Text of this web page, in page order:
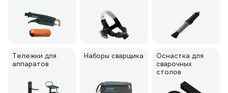
Тележки для
аппаратов
Наборы сварщика
Оснастка для
сварочных
столов